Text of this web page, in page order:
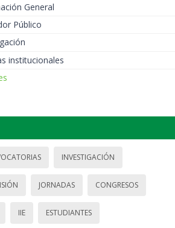
General
Público
institucionales
INVESTIGACIÓN
JORNADAS CONGRESOS
IIE ESTUDIANTES